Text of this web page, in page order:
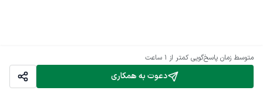
دعوت به همکاری
متوسط زمان پاسخ‌گویی کمتر از 1 ساعت